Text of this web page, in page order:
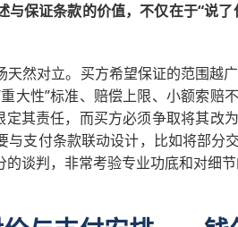
与保证条款的价值，不仅在于“说
然对立。买方希望保证的范围越
大性”标准、赔偿上限、小额索赔
其责任，而买方必须争取将其改
支付条款联动设计，比如将部分
谈判，非常考验专业功底和对细节